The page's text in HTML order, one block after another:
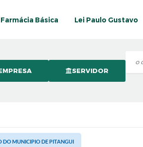
Farmácia Básica Lei Paulo Gustavo
SERVIDOR
DO MUNICIPIO DE PITANGUI